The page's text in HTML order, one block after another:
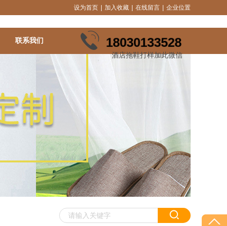
18030133528
酒店拖鞋打样加此微信
联系我们
设为首页 加入收藏 在线留言 企业位置